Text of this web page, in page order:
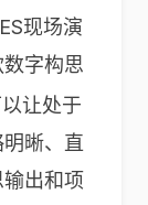
现场演
字构思
让处于
晰、直
出和项